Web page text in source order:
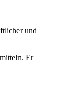
und
Er